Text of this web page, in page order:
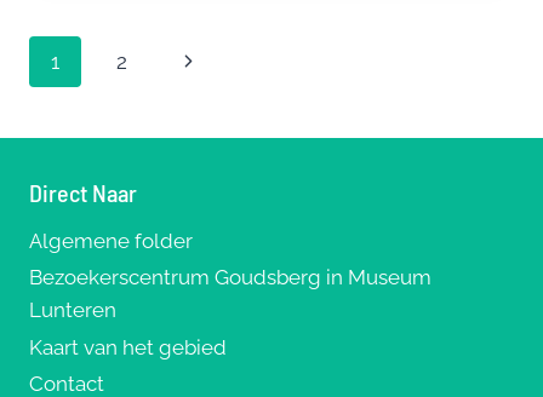
Paginanavigatie
1 2
Volgende
Direct Naar
Algemene folder
Bezoekerscentrum Goudsberg in Museum
Lunteren
Kaart van het gebied
Contact